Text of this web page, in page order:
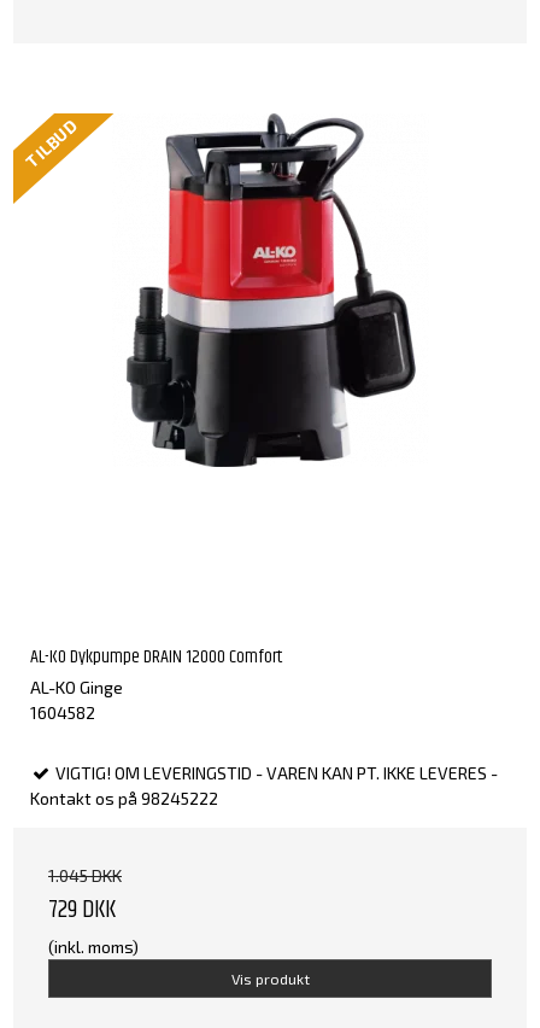
TILBUD
AL-KO Dykpumpe DRAIN 12000 Comfort
AL-KO Ginge
1604582
VIGTIG! OM LEVERINGSTID - VAREN KAN PT. IKKE LEVERES -
Kontakt os på 98245222
1.045 DKK
729 DKK
(inkl. moms)
Vis produkt